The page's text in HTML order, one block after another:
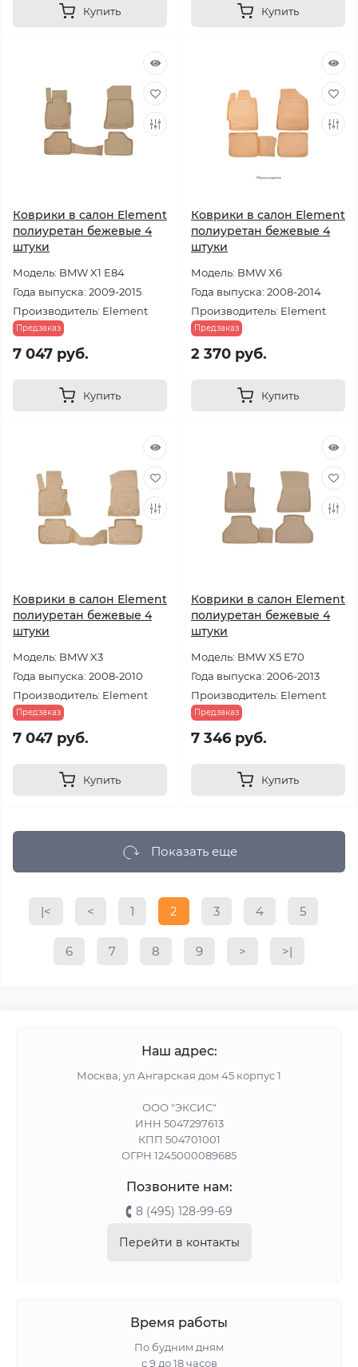
Купить Купить
Коврики в салон Element
полиуретан бежевые 4
штуки
Модель: BMW X1 E84
Года выпуска: 2009-2015
Производитель: Element
Предзаказ
7 047 руб.
Купить
Коврики в салон Element
полиуретан бежевые 4
штуки
Модель: BMW X6
Года выпуска: 2008-2014
Производитель: Element
Предзаказ
2 370 руб.
Купить
Коврики в салон Element
полиуретан бежевые 4
штуки
Модель: BMW X3
Года выпуска: 2008-2010
Производитель: Element
Предзаказ
7 047 руб.
Купить
Коврики в салон Element
полиуретан бежевые 4
штуки
Модель: BMW X5 E70
Года выпуска: 2006-2013
Производитель: Element
Предзаказ
7 346 руб.
Купить
Показать еще
|< < 1 2 3 4 5
6 7 8 9 > >|
Наш адрес:
Москва, ул Ангарская дом 45 корпус 1
ООО "ЭКСИС"
ИНН 5047297613
КПП 504701001
ОГРН 1245000089685
Позвоните нам:
8 (495) 128-99-69
Перейти в контакты
Время работы
По будним дням
с 9 до 18 часов